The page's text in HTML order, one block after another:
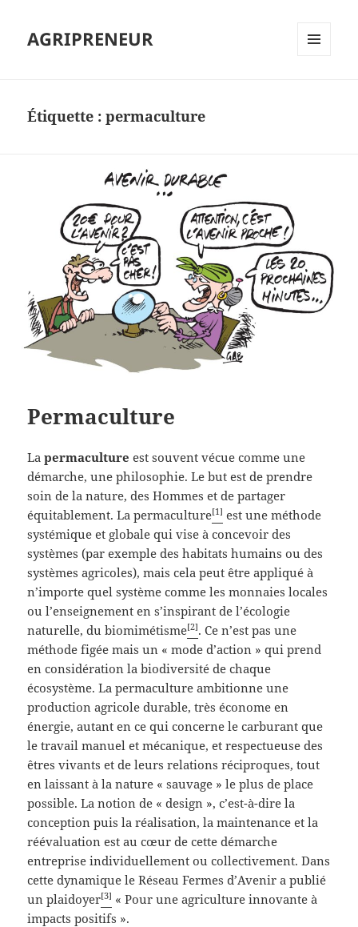
AGRIPRENEUR
Étiquette :permaculture
Permaculture
Lapermaculture est souvent vécue comme une
démarche, une philosophie. Le but est de prendre
soin de la nature, des Hommes et de partager
équitablement. La permaculture[1] est une méthode
systémique et globale qui vise à concevoir des
systèmes (par exemple des habitats humains ou des
systèmes agricoles), mais cela peut être appliqué à
n’importe quel système comme les monnaies locales
ou l’enseignement en s’inspirant de l’écologie
naturelle, du biomimétisme[2]. Ce n’est pas une
méthode figée mais un « mode d’action » qui prend
en considération la biodiversité de chaque
écosystème. La permaculture ambitionne une
production agricole durable, très économe en
énergie, autant en ce qui concerne le carburant que
le travail manuel et mécanique, et respectueuse des
êtres vivants et de leurs relations réciproques, tout
en laissant à la nature « sauvage » le plus de place
possible. La notion de « design », c’est-à-dire la
conception puis la réalisation, la maintenance et la
réévaluation est au cœur de cette démarche
entreprise individuellement ou collectivement. Dans
cette dynamique le Réseau Fermes d’Avenir a publié
un plaidoyer[3] « Pour une agriculture innovante à
impacts positifs ».